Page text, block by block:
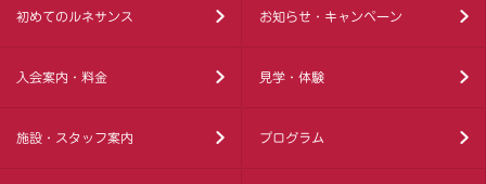
初めてのルネサンス お知らせ・キャンペーン
入会案内・料金 見学・体験
施設・スタッフ案内 プログラム